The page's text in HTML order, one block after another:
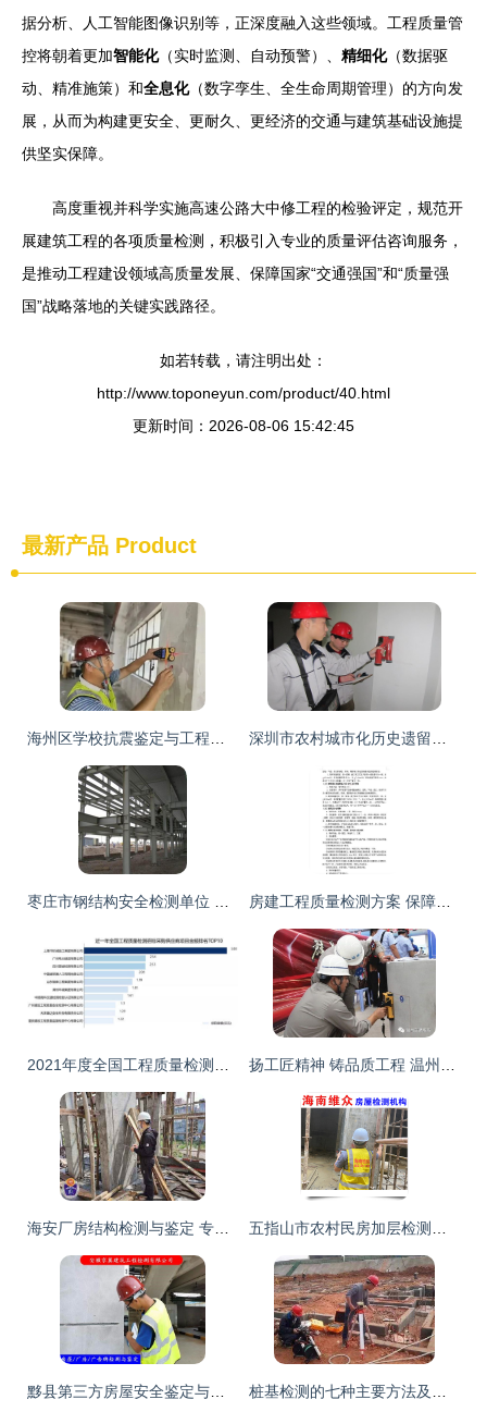
据分析、人工智能图像识别等，正深度融入这些领域。工程质量管
控将朝着更加智能化（实时监测、自动预警）、 精细化（数据驱
动、精准施策）和全息化（数字孪生、全生命周期管理）的方向发
展，从而为构建更安全、更耐久、更经济的交通与建筑基础设施提
供坚实保障。
高度重视并科学实施高速公路大中修工程的检验评定，规范开
展建筑工程的各项质量检测，积极引入专业的质量评估咨询服务，
是推动工程建设领域高质量发展、保障国家“交通强国”和“质量强
国”战略落地的关键实践路径。
如若转载，请注明出处：
http://www.toponeyun.com/product/40.html
更新时间：2026-08-06 15:42:45
最新产品 Product